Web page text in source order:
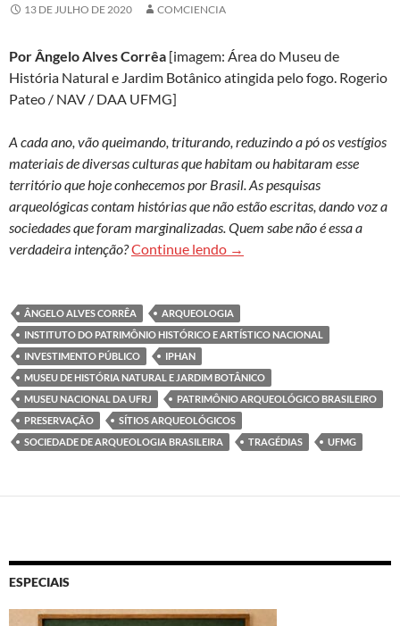
13 DE JULHO DE 2020 COMCIENCIA
Por Ângelo Alves Corrêa [imagem: Área do Museu de
História Natural e Jardim Botânico atingida pelo fogo. Rogerio
Pateo / NAV / DAA UFMG]
A cada ano, vão queimando, triturando, reduzindo a pó os vestígios
materiais de diversas culturas que habitam ou habitaram esse
território que hoje conhecemos por Brasil. As pesquisas
arqueológicas contam histórias que não estão escritas, dando voz a
sociedades que foram marginalizadas. Quem sabe não é essa a
verdadeira intenção?Continue lendo As “distrações” com o
→
ÂNGELO ALVES CORRÊA
ARQUEOLOGIA
INSTITUTO DO PATRIMÔNIO HISTÓRICO E ARTÍSTICO NACIONAL
INVESTIMENTO PÚBLICO
IPHAN
MUSEU DE HISTÓRIA NATURAL E JARDIM BOTÂNICO
MUSEU NACIONAL DA UFRJ
PATRIMÔNIO ARQUEOLÓGICO BRASILEIRO
PRESERVAÇÃO
SÍTIOS ARQUEOLÓGICOS
SOCIEDADE DE ARQUEOLOGIA BRASILEIRA
TRAGÉDIAS UFMG
ESPECIAIS